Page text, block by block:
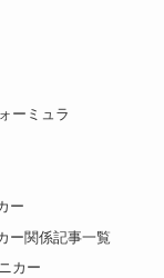
ーミュラ
ー
ー関係記事一覧
カー